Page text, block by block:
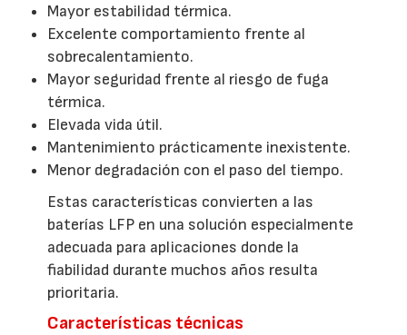
Mayor estabilidad térmica.
Excelente comportamiento frente al
sobrecalentamiento.
Mayor seguridad frente al riesgo de fuga
térmica.
Elevada vida útil.
Mantenimiento prácticamente inexistente.
Menor degradación con el paso del tiempo.
Estas características convierten a las
baterías LFP en una solución especialmente
adecuada para aplicaciones donde la
fiabilidad durante muchos años resulta
prioritaria.
Características técnicas